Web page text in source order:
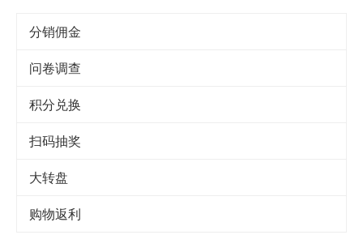
分销佣金
问卷调查
积分兑换
扫码抽奖
大转盘
购物返利